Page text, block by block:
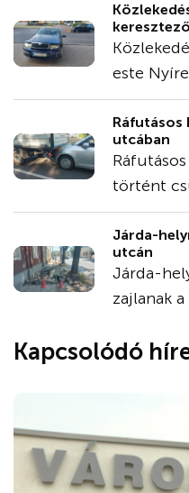
este
Ráfutásos
utcában
történt
Járda-
utcán
Járda-
zajlanak
Kapcsolódó